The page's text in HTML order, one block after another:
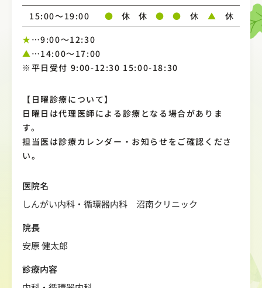
15:00〜19:00
● 休 休 ● ● 休 ▲
休
★…9:00～12:30
▲ …14:00～17:00
※平日受付 9:00-12:30 15:00-18:30
【日曜診療について】
日曜日は代理医師による診療となる場合がありま
す。
担当医は診療カレンダー・お知らせをご確認くださ
い。
医院名
しんがい内科・循環器内科 沼南クリニック
院長
安原 健太郎
診療内容